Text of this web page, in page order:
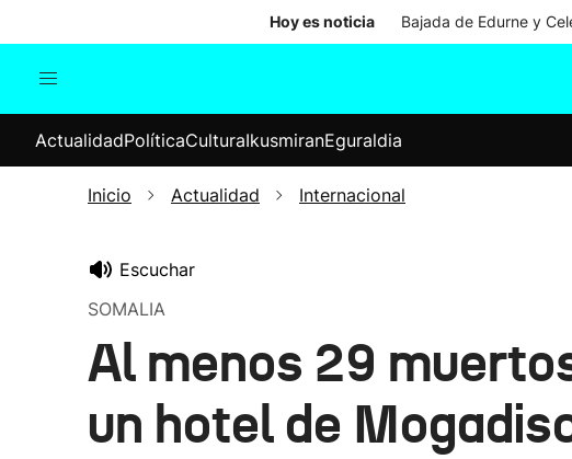
Hoy es noticia Bajada de Edurne y
Internacional
Elecciones
ActualidadPolíticaCulturaIkusmiranEguraldia
Inicio Actualidad Internacional
Escuchar
SOMALIA
Al menos 29
un hotel de